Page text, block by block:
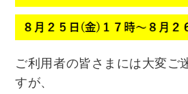
ご利用者の皆さまには大変ご
すが、